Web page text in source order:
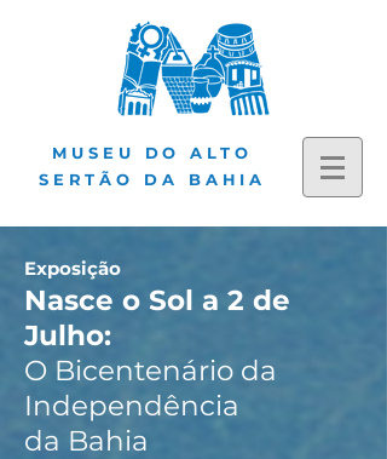
MUSEU DO ALTO
SERTÃO DA BAHIA
Exposição
Nasce o Sol a 2 de
Julho:
O Bicentenário da
Independência
da Bahia